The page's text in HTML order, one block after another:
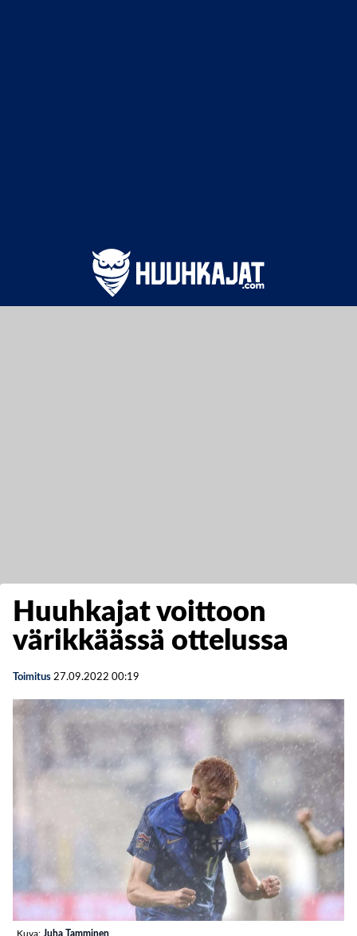
Huuhkajat voittoon
värikkäässä ottelussa
Toimitus 27.09.2022 00:19
Kuva: Juha Tamminen